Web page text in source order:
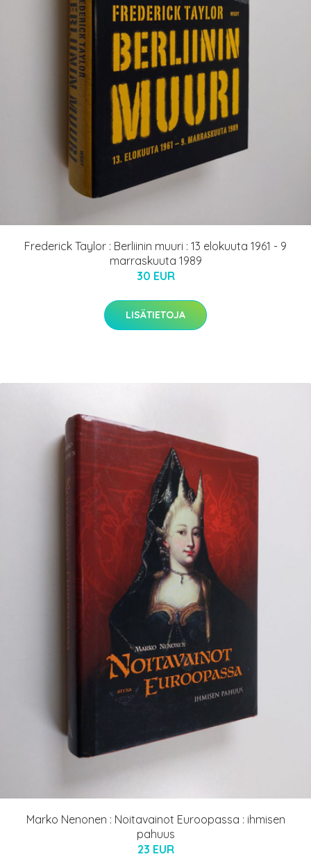
Frederick Taylor : Berliinin muuri : 13 elokuuta 1961 - 9
marraskuuta 1989
30 EUR
LISÄTIETOJA
Marko Nenonen : Noitavainot Euroopassa : ihmisen
pahuus
23 EUR